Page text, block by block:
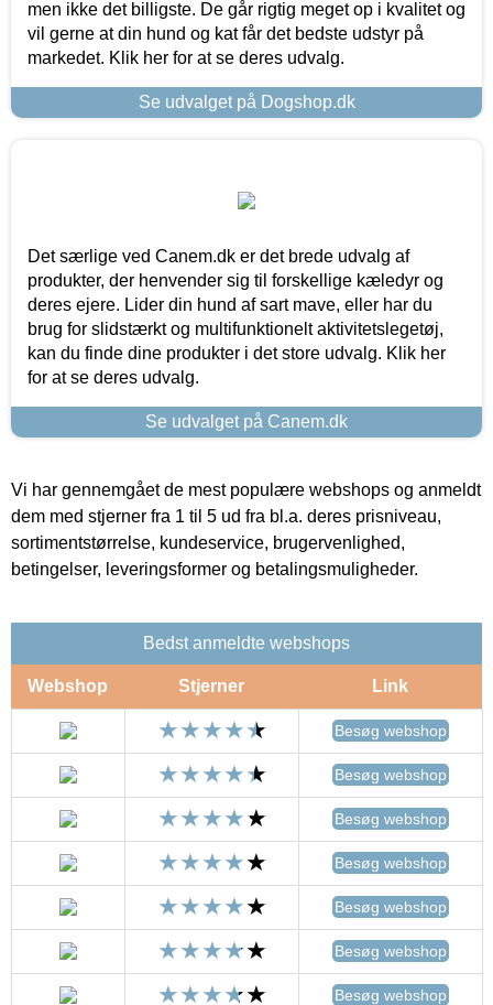
men ikke det billigste. De går rigtig meget op i kvalitet og
vil gerne at din hund og kat får det bedste udstyr på
markedet. Klik her for at se deres udvalg.
Se udvalget på Dogshop.dk
Det særlige ved Canem.dk er det brede udvalg af
produkter, der henvender sig til forskellige kæledyr og
deres ejere. Lider din hund af sart mave, eller har du
brug for slidstærkt og multifunktionelt aktivitetslegetøj,
kan du finde dine produkter i det store udvalg. Klik her
for at se deres udvalg.
Se udvalget på Canem.dk
Vi har gennemgået de mest populære webshops og anmeldt
dem med stjerner fra 1 til 5 ud fra bl.a. deres prisniveau,
sortimentstørrelse, kundeservice, brugervenlighed,
betingelser, leveringsformer og betalingsmuligheder.
Bedst anmeldte webshops
Webshop Stjerner Link
Besøg webshop
Besøg webshop
Besøg webshop
Besøg webshop
Besøg webshop
Besøg webshop
Besøg webshop